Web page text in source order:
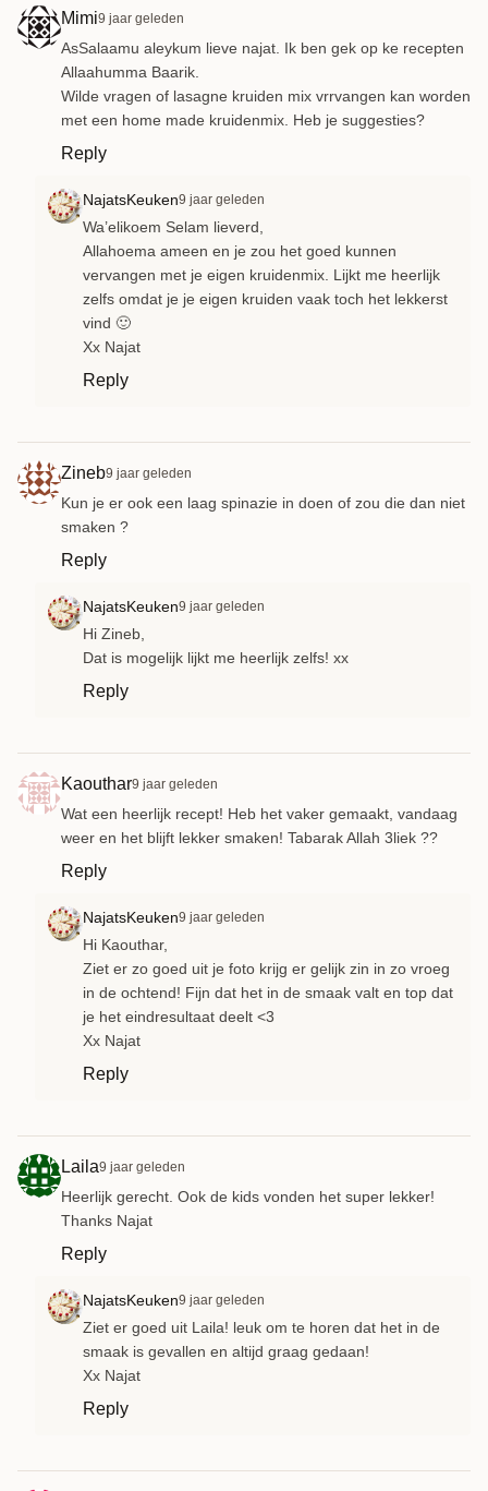
Mimi9 jaar geleden
AsSalaamu aleykum lieve najat. Ik ben gek op ke recepten
Allaahumma Baarik.
Wilde vragen of lasagne kruiden mix vrrvangen kan worden
met een home made kruidenmix. Heb je suggesties?
Reply
NajatsKeuken9 jaar geleden
Wa’elikoem Selam lieverd,
Allahoema ameen en je zou het goed kunnen
vervangen met je eigen kruidenmix. Lijkt me heerlijk
zelfs omdat je je eigen kruiden vaak toch het lekkerst
vind 🙂
Xx Najat
Reply
Zineb9 jaar geleden
Kun je er ook een laag spinazie in doen of zou die dan niet
smaken ?
Reply
NajatsKeuken9 jaar geleden
Hi Zineb,
Dat is mogelijk lijkt me heerlijk zelfs! xx
Reply
Kaouthar9 jaar geleden
Wat een heerlijk recept! Heb het vaker gemaakt, vandaag
weer en het blijft lekker smaken! Tabarak Allah 3liek ??
Reply
NajatsKeuken9 jaar geleden
Hi Kaouthar,
Ziet er zo goed uit je foto krijg er gelijk zin in zo vroeg
in de ochtend! Fijn dat het in de smaak valt en top dat
je het eindresultaat deelt <3
Xx Najat
Reply
Laila9 jaar geleden
Heerlijk gerecht. Ook de kids vonden het super lekker!
Thanks Najat
Reply
NajatsKeuken9 jaar geleden
Ziet er goed uit Laila! leuk om te horen dat het in de
smaak is gevallen en altijd graag gedaan!
Xx Najat
Reply